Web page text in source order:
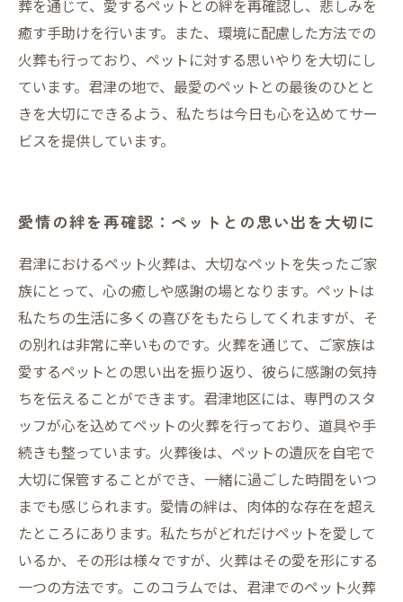
葬を通じて、愛するペットとの絆を再確認し、悲しみを
癒す手助けを行います。また、環境に配慮した方法での
火葬も行っており、ペットに対する思いやりを大切にし
ています。君津の地で、最愛のペットとの最後のひとと
きを大切にできるよう、私たちは今日も心を込めてサー
ビスを提供しています。
愛情の絆を再確認：ペットとの思い出を大切に
君津におけるペット火葬は、大切なペットを失ったご家
族にとって、心の癒しや感謝の場となります。ペットは
私たちの生活に多くの喜びをもたらしてくれますが、そ
の別れは非常に辛いものです。火葬を通じて、ご家族は
愛するペットとの思い出を振り返り、彼らに感謝の気持
ちを伝えることができます。君津地区には、専門のスタ
ッフが心を込めてペットの火葬を行っており、道具や手
続きも整っています。火葬後は、ペットの遺灰を自宅で
大切に保管することができ、一緒に過ごした時間をいつ
までも感じられます。愛情の絆は、肉体的な存在を超え
たところにあります。私たちがどれだけペットを愛して
いるか、その形は様々ですが、火葬はその愛を形にする
一つの方法です。このコラムでは、君津でのペット火葬